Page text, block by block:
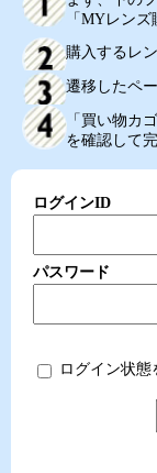
「MYレン
購入するレ
遷移したペ
「買い物カ
を確認して
ログインID
パスワード
ログイン状態